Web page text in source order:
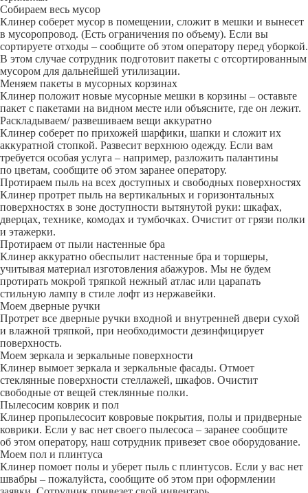
Собираем весь мусор
Клинер соберет мусор в помещении, сложит в мешки и вынесет
в мусоропровод. (Есть ограничения по объему). Если вы
сортируете отходы – сообщите об этом оператору перед уборкой.
В этом случае сотрудник подготовит пакеты с отсортированным
мусором для дальнейшей утилизации.
Меняем пакеты в мусорных корзинах
Клинер положит новые мусорные мешки в корзины – оставьте
пакет с пакетами на видном месте или объясните, где он лежит.
Раскладываем/ развешиваем вещи аккуратно
Клинер соберет по прихожей шарфики, шапки и сложит их
аккуратной стопкой. Развесит верхнюю одежду. Если вам
требуется особая услуга – например, разложить палантины
по цветам, сообщите об этом заранее оператору.
Протираем пыль на всех доступных и свободных поверхностях
Клинер протрет пыль на вертикальных и горизонтальных
поверхностях в зоне доступности вытянутой руки: шкафах,
дверцах, технике, комодах и тумбочках. Очистит от грязи полки
и этажерки.
Протираем от пыли настенные бра
Клинер аккуратно обеспылит настенные бра и торшеры,
учитывая материал изготовления абажуров. Мы не будем
протирать мокрой тряпкой нежный атлас или царапать
стильную лампу в стиле лофт из нержавейки.
Моем дверные ручки
Протрет все дверные ручки входной и внутренней двери сухой
и влажной тряпкой, при необходимости дезинфицирует
поверхность.
Моем зеркала и зеркальные поверхности
Клинер вымоет зеркала и зеркальные фасады. Отмоет
стеклянные поверхности стеллажей, шкафов. Очистит
свободные от вещей стеклянные полки.
Пылесосим коврик и пол
Клинер пропылесосит ковровые покрытия, полы и придверные
коврики. Если у вас нет своего пылесоса – заранее сообщите
об этом оператору, наш сотрудник привезет свое оборудование.
Моем пол и плинтуса
Клинер помоет полы и уберет пыль с плинтусов. Если у вас нет
швабры – пожалуйста, сообщите об этом при оформлении